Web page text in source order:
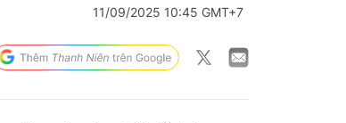
11/09/2025 10:45 GMT+7